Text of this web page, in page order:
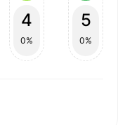
4
0%
5
0%